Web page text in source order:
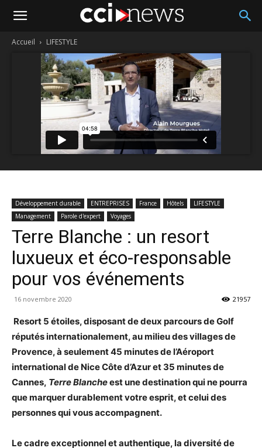
Accueil LIFESTYLE
Développement durable ENTREPRISES France Hôtels
LIFESTYLE
Management
Parole d'expert Voyages
Terre Blanche : un resort
luxueux et éco-responsable
pour vos événements
16 novembre 2020 21957
Resort 5 étoiles, disposant de deux parcours de Golf
réputés internationalement, au milieu des villages de
Provence, à seulement 45 minutes de l’Aéroport
international de Nice Côte d’Azur et 35 minutes de
Cannes, Terre Blancheest une destination qui ne pourra
que marquer durablement votre esprit, et celui des
personnes qui vous accompagnent.
Le cadre exceptionnel et authentique, la diversité de